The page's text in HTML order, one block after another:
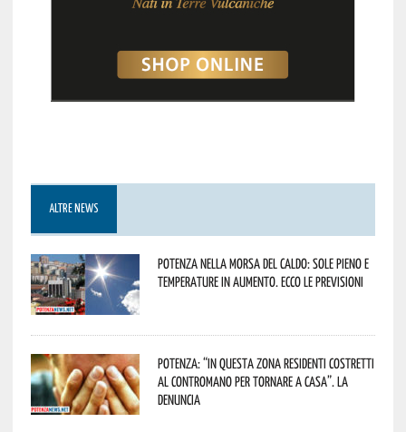
ALTRE NEWS
Potenza nella morsa del caldo: sole pieno e
temperature in aumento. Ecco le previsioni
Potenza: “In questa zona residenti costretti
al contromano per tornare a casa”. La
denuncia